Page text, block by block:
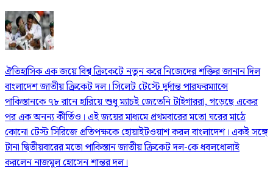
ঐতিহাসিক এক জয়ে বিশ্ব ক্রিকেটে নতুন করে নিজেদের শক্তির জানান দিল
বাংলাদেশ জাতীয় ক্রিকেট দল। সিলেট টেস্টে দুর্দান্ত পারফরম্যান্সে
পাকিস্তানকে ৭৮ রানে হারিয়ে শুধু ম্যাচই জেতেনি টাইগাররা, গড়েছে একের
পর এক অনন্য কীর্তিও। এই জয়ের মাধ্যমে প্রথমবারের মতো ঘরের মাঠে
কোনো টেস্ট সিরিজে প্রতিপক্ষকে হোয়াইটওয়াশ করল বাংলাদেশ। একই সঙ্গে
টানা দ্বিতীয়বারের মতো পাকিস্তান জাতীয় ক্রিকেট দল-কে ধবলধোলাই
করলেন নাজমুল হোসেন শান্তর দল।